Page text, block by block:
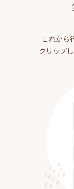
これから
クリップ